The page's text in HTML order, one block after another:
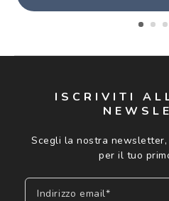
ISCRIVITI
Scegli la nostra
per il tuo
Indirizzo email*